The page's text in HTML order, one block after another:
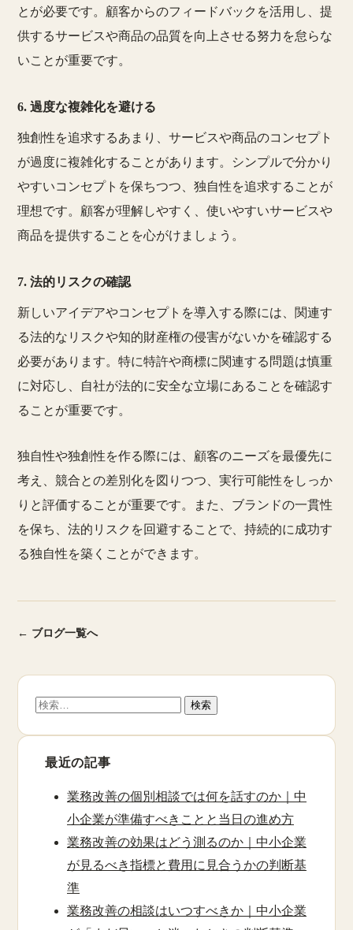
とが必要です。顧客からのフィードバックを活用し、提
供するサービスや商品の品質を向上させる努力を怠らな
いことが重要です。
6. 過度な複雑化を避ける
独創性を追求するあまり、サービスや商品のコンセプト
が過度に複雑化することがあります。シンプルで分かり
やすいコンセプトを保ちつつ、独自性を追求することが
理想です。顧客が理解しやすく、使いやすいサービスや
商品を提供することを心がけましょう。
7. 法的リスクの確認
新しいアイデアやコンセプトを導入する際には、関連す
る法的なリスクや知的財産権の侵害がないかを確認する
必要があります。特に特許や商標に関連する問題は慎重
に対応し、自社が法的に安全な立場にあることを確認す
ることが重要です。
独自性や独創性を作る際には、顧客のニーズを最優先に
考え、競合との差別化を図りつつ、実行可能性をしっか
りと評価することが重要です。また、ブランドの一貫性
を保ち、法的リスクを回避することで、持続的に成功す
る独自性を築くことができます。
← ブログ一覧へ
検
最近の記事
業務改善の個別相談では何を話すのか｜中
小企業が準備すべきことと当日の進め方
業務改善の効果はどう測るのか｜中小企業
が見るべき指標と費用に見合うかの判断基
準
業務改善の相談はいつすべきか｜中小企業